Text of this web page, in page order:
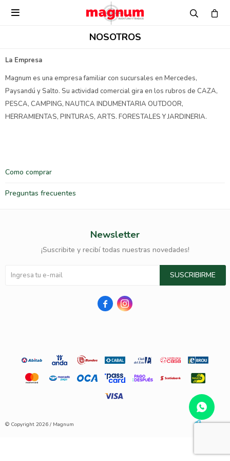

NOSOTROS
La Empresa
Magnum es una empresa familiar con sucursales en Mercedes,
Paysandú y Salto. Su actividad comercial gira en los rubros de CAZA,
PESCA, CAMPING, NAUTICA INDUMENTARIA OUTDOOR,
HERRAMIENTAS, PINTURAS, ARTS. FORESTALES Y JARDINERIA.
Como comprar
Preguntas frecuentes
Newsletter
¡Suscribite y recibí todas nuestras novedades!
SUSCRIBIRME
 
© Copyright 2026 / Magnum